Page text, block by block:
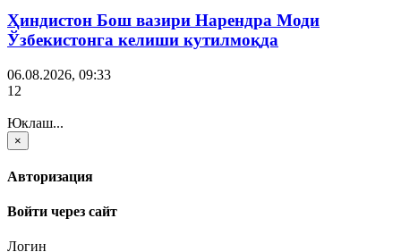
Ҳиндистон Бош вазири Нарендра Моди
Ўзбекистонга келиши кутилмоқда
06.08.2026, 09:33
12
Юклаш...
×
Авторизация
Войти через сайт
Логин